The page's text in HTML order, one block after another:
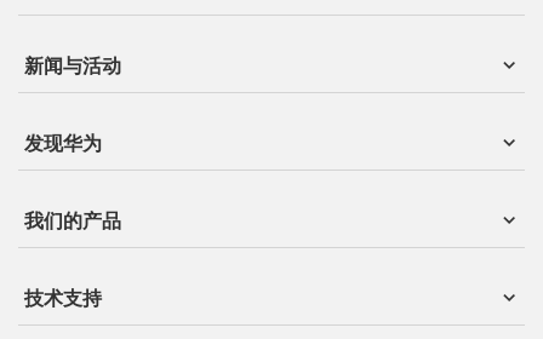
新闻与活动
发现华为
我们的产品
技术支持